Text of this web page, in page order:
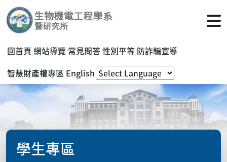
回首頁 網站導覽 常見問答性別平等 防詐騙宣導
智慧財產權專區 English
學生專區